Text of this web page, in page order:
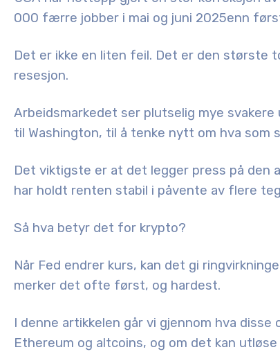
000 færre jobber i mai og juni 2025enn
Det er ikke en liten feil. Det er den største
resesjon.
Arbeidsmarkedet ser plutselig mye
til Washington, til å tenke nytt om hva som
Det viktigste er at det legger press på den
har holdt renten stabil i påvente av flere
Så hva betyr det for krypto?
Når Fed endrer kurs, kan det gi
merker det ofte først, og hardest.
I denne artikkelen går vi gjennom hva
Ethereum og altcoins, og om det kan